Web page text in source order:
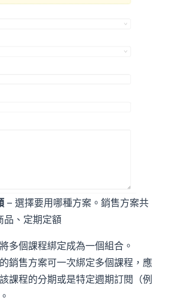
– 選擇要用哪種方案。銷售方案共
品、定期定額
多個課程綁定成為一個組合。
銷售方案可一次綁定多個課程，應
課程的分期或是特定週期訂閱（例